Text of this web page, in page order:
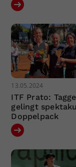
13.05.2024
ITF Prato:
gelingt
Doppelpack